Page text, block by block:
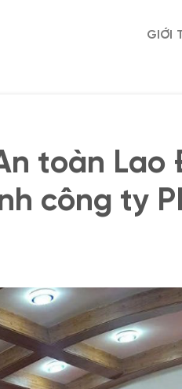
GIỚI
toàn Lao
công ty